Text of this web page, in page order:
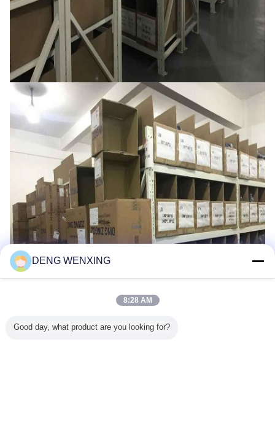
DENG WENXING
8:28 AM
Good day, what product are you looking for?